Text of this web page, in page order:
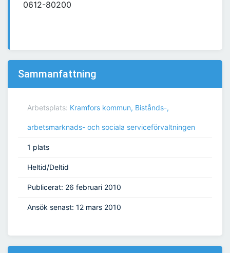
0612-80200
Sammanfattning
Arbetsplats: Kramfors kommun, Bistånds-,
arbetsmarknads- och sociala serviceförvaltningen
1 plats
Heltid/Deltid
Publicerat: 26 februari 2010
Ansök senast: 12 mars 2010